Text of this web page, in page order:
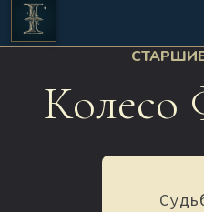
Колесо